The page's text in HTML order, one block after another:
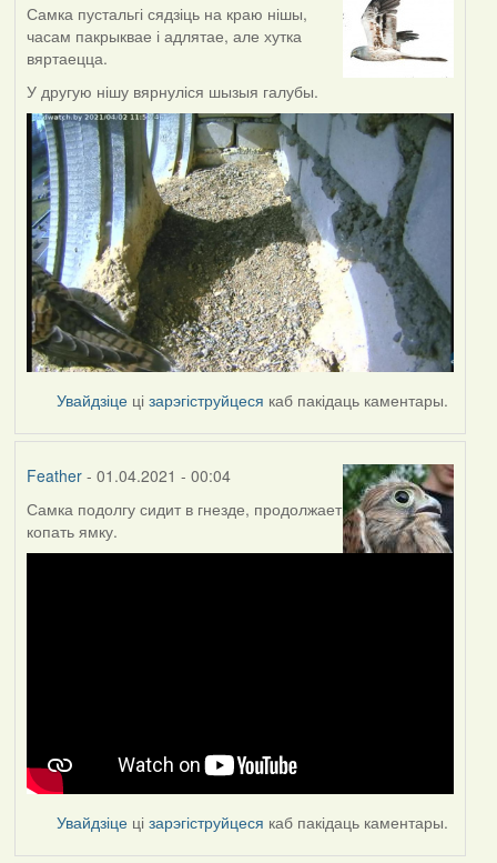
Самка пустальгі сядзіць на краю нішы,
часам пакрыквае і адлятае, але хутка
вяртаецца.
У другую нішу вярнуліся шызыя галубы.
Увайдзіце цізарэгіструйцеся каб пакідаць каментары.
Feather- 01.04.2021 - 00:04
Самка подолгу сидит в гнезде, продолжает
копать ямку.
Увайдзіце цізарэгіструйцеся каб пакідаць каментары.